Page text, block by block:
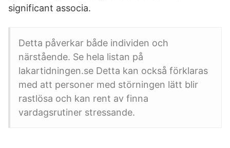
significant associa.
Detta påverkar både individen och
närstående. Se hela listan på
lakartidningen.se Detta kan också förklaras
med att personer med störningen lätt blir
rastlösa och kan rent av finna
vardagsrutiner stressande.